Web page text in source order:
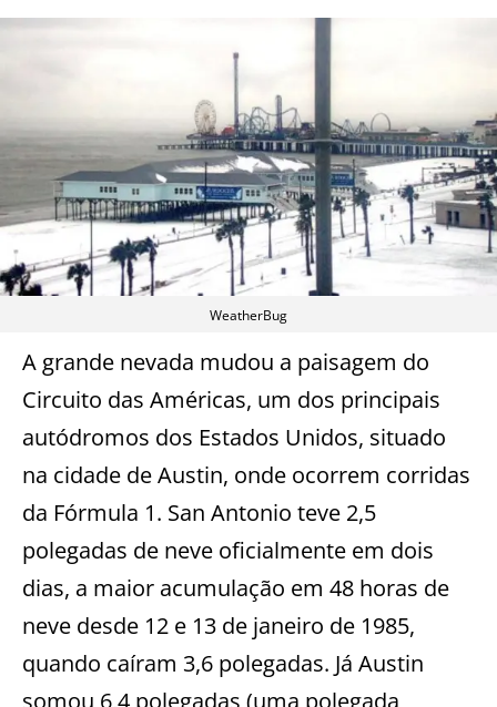
WeatherBug
A grande nevada mudou a paisagem do
Circuito das Américas, um dos principais
autódromos dos Estados Unidos, situado
na cidade de Austin, onde ocorrem corridas
da Fórmula 1. San Antonio teve 2,5
polegadas de neve oficialmente em dois
dias, a maior acumulação em 48 horas de
neve desde 12 e 13 de janeiro de 1985,
quando caíram 3,6 polegadas. Já Austin